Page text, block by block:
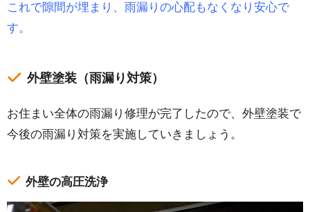
これで隙間が埋まり、雨漏りの心配もなくなり安心で
す。
外壁塗装（雨漏り対策）
お住まい全体の雨漏り修理が完了したので、外壁塗装で
今後の雨漏り対策を実施していきましょう。
外壁の高圧洗浄